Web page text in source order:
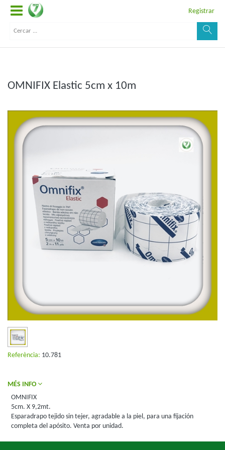
Registrar
OMNIFIX Elastic 5cm x 10m
Referència: 10.781
MÉS INFO
OMNIFIX
5cm. X 9,2mt.
Esparadrapo tejido sin tejer, agradable a la piel, para una fijación
completa del apósito. Venta por unidad.